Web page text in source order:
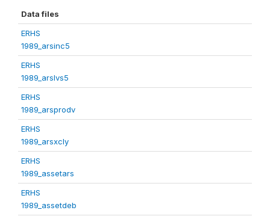
Data files
ERHS
1989_arsinc5
ERHS
1989_arslvs5
ERHS
1989_arsprodv
ERHS
1989_arsxcly
ERHS
1989_assetars
ERHS
1989_assetdeb